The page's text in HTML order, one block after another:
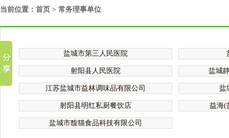
当前位置： 首页 > 常务理事单位
盐城市第三人民医院
射阳县人民医院 盐城
江苏盐城市益林调味品有限公司 盐
射阳县明红私厨餐饮店 益海(
盐城市馥猫食品科技有限公司